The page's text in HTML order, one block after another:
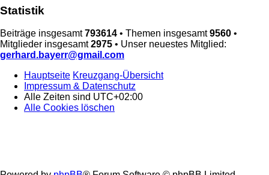
Statistik
Beiträge insgesamt793614 • Themen insgesamt9560 •
Mitglieder insgesamt2975 • Unser neuestes Mitglied:
gerhard.bayerr@gmail.com
Hauptseite Kreuzgang-Übersicht
Impressum & Datenschutz
Alle Zeiten sind UTC+02:00
Alle Cookies löschen